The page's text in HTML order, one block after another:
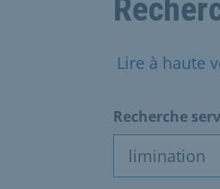
Lire à haute
Recherche